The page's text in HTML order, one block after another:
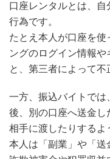
口座レンタルとは、
行為です。
たとえ本人が口座を
ングのログイン情報や
と、第三者によって不
一方、振込バイトでは
後、別の口座へ送金し
相手に渡したりするよ
本人は「副業」や「